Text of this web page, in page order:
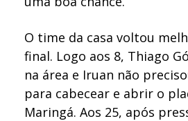
O time da casa voltou
final. Logo aos 8, Thiago
na área e Iruan não
para cabecear e abrir o
Maringá. Aos 25, após